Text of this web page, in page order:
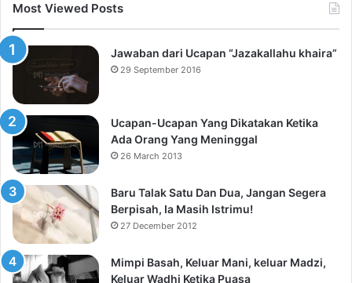
Most Viewed Posts
Jawaban dari Ucapan “Jazakallahu khaira”
29 September 2016
Ucapan-Ucapan Yang Dikatakan Ketika
Ada Orang Yang Meninggal
26 March 2013
Baru Talak Satu Dan Dua, Jangan Segera
Berpisah, Ia Masih Istrimu!
27 December 2012
Mimpi Basah, Keluar Mani, keluar Madzi,
Keluar Wadhi Ketika Puasa